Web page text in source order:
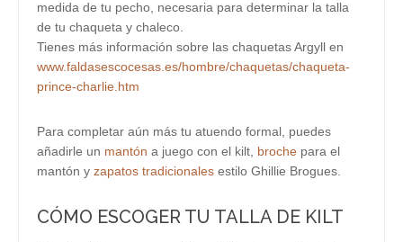
medida de tu pecho, necesaria para determinar la talla
de tu chaqueta y chaleco.
Tienes más información sobre las chaquetas Argyll en
www.faldasescocesas.es/hombre/chaquetas/chaqueta-
prince-charlie.htm
Para completar aún más tu atuendo formal, puedes
añadirle un mantón a juego con el kilt, broche para el
mantón y zapatos tradicionales estilo Ghillie Brogues.
CÓMO ESCOGER TU TALLA DE KILT